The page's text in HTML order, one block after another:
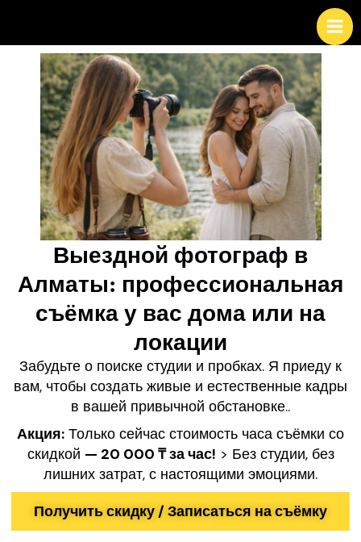
содержимому
Выездной фотограф в
Алматы: профессиональная
съёмка у вас дома или на
локации
Забудьте о поиске студии и пробках. Я приеду к
вам, чтобы создать живые и естественные кадры
в вашей привычной обстановке..
Акция: Только сейчас стоимость часа съёмки со
скидкой — 20 000 ₸ за час! > Без студии, без
лишних затрат, с настоящими эмоциями.
Получить скидку / Записаться на съёмку